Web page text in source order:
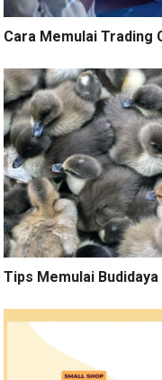
Cara Memulai Trading
Tips Memulai